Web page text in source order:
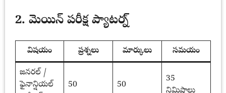
2. మెయిన్ పరీక్ష ప్యాటర్న్
విషయం ప్రశ్నలు మార్కులు
సమయం
జనరల్ /
ఫైనాన్షియల్
50 50
35